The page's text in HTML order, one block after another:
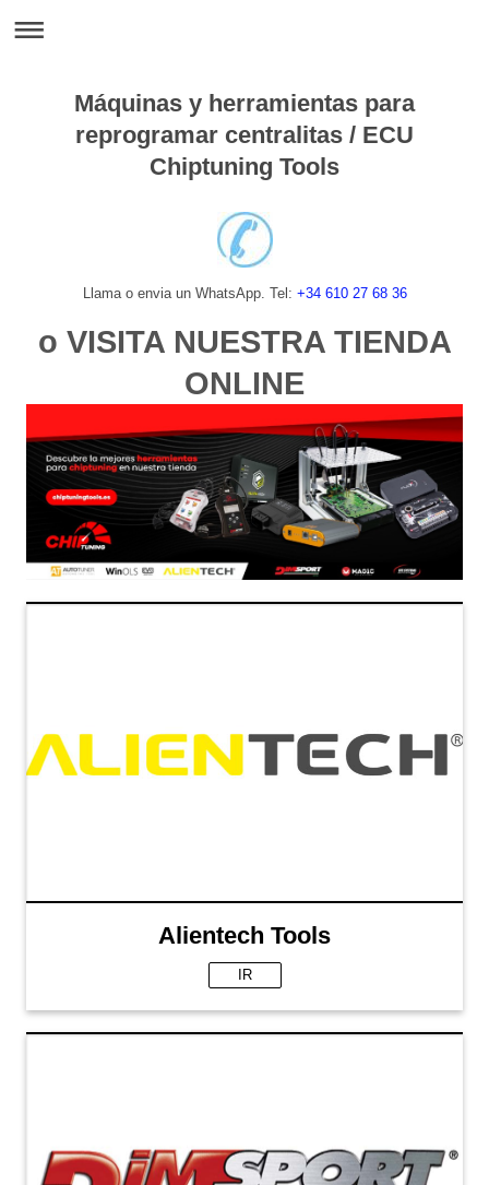
Máquinas y herramientas para
reprogramar centralitas / ECU
Chiptuning Tools
Llama o envia un WhatsApp. Tel: +34 610 27 68 36
o VISITA NUESTRA TIENDA
ONLINE
Alientech Tools
IR